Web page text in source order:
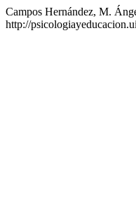
Campos Hernández, M.
http://